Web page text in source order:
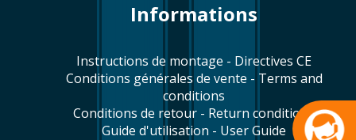
Informations
Instructions de montage - Directives CE
Conditions générales de vente - Terms and
conditions
Conditions de retour - Return conditions
Guide d'utilisation - User Guide